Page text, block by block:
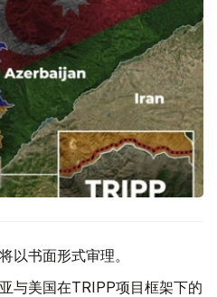
以书面形式审理。
与美国在TRIPP项目框架下的